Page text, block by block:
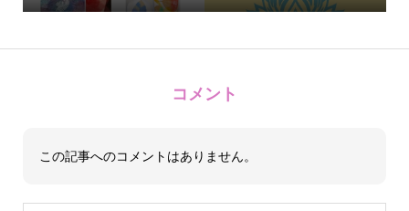
コメント
この記事へのコメントはありません。